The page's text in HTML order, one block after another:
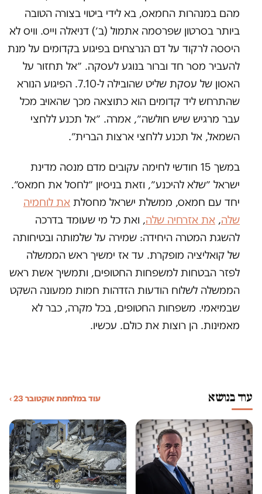
מהם במנהרות החמאס, בא לידי ביטוי בצורה הטובה
ביותר בסרטון שפרסמה אתמול (ב׳) דניאלה וייס. וויס לא
היססה לרקוד על דם הנרצחים בפיגוע בקדומים על מנת
להעביר מסר חד וברור בנוגע לעסקה. ״אל תחזור על
האסון של עסקת שליט שהובילה ל-7.10. הפיגוע הנורא
שהתרחש ליד קדומים הוא כתוצאה מכך שהאויב מכל
עבר מרגיש שיש חולשה״, אמרה. ״אל תכנע ללחצי
השמאל, אל תכנע ללחצי ארצות הברית״.
במשך 15 חודשי לחימה עקובים מדם מנסה מדינת
ישראל ״שלא להיכנע״, וזאת בניסיון ״לחסל את חמאס״.
יחד עם חמאס, ממשלת ישראל מחסלת את לוחמיה
שלה, את אזרחיה שלה, ואת כל מי שעומד בדרכה
להשגת המטרה היחידה: שמירה על שלמותה ובטיחותה
של קואליציה מופקרת. עד אז ימשיך ראש הממשלה
לפזר הבטחות למשפחות החטופים, ותמשיך אשת ראש
הממשלה לשלוח הודעות הזדהות חמות ממעונה השקט
שבמיאמי. משפחות החטופים, בכל מקרה, כבר לא
מאמינות. הן רוצות את כולם. עכשיו.
עוד בנושא עוד במלחמת אוקטובר 23 ›